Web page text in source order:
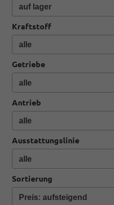
Kraftstoff
Getriebe
Antrieb
Ausstattungslinie
Sortierung